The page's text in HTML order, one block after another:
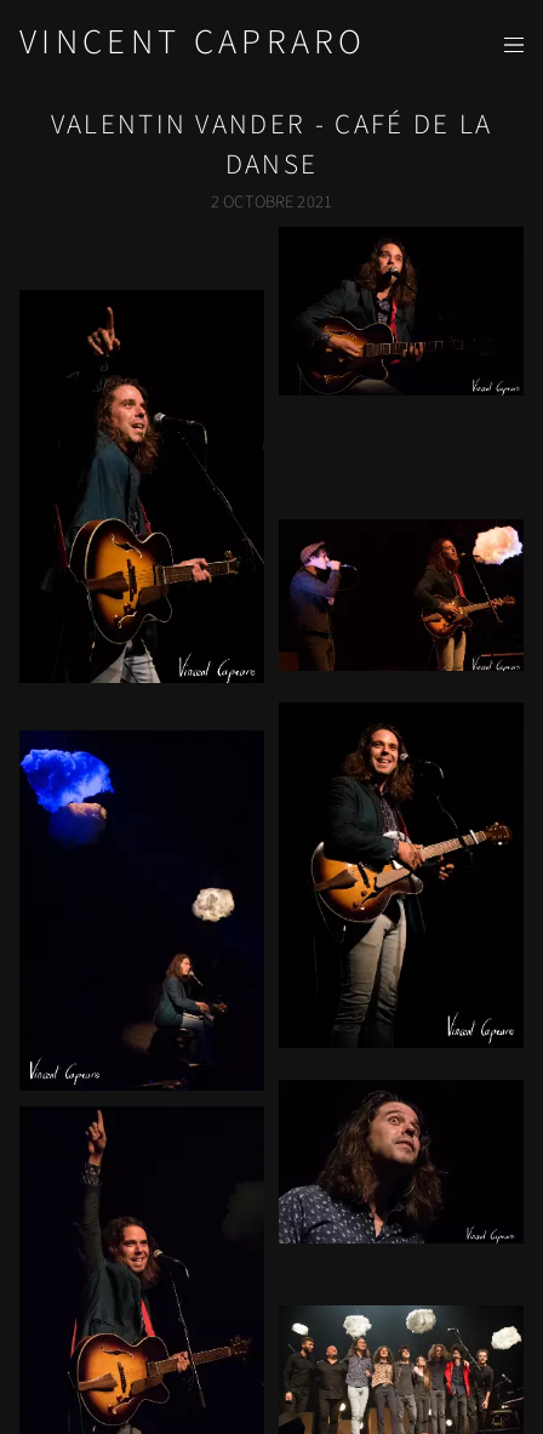
VINCENT CAPRARO
VALENTIN VANDER - CAFÉ DE LA
DANSE
2 OCTOBRE 2021